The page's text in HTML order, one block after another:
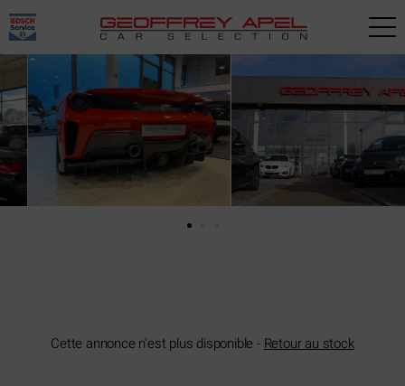
Cette annonce n'est plus disponible - Retour au stock